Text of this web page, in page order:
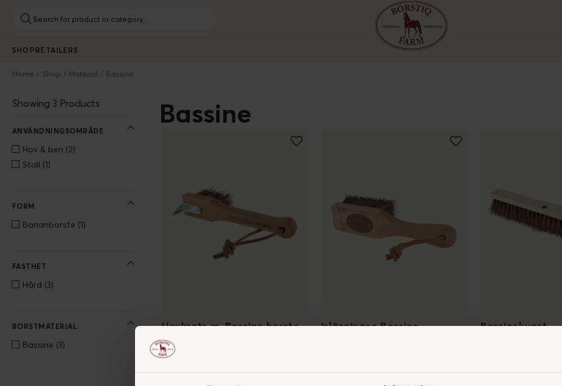
SHOP RETAILERS
Home Shop Material Bassine
Showing 3 Products
ANVÄNDNINGSOMRÅDE
Hov & ben (2)
Stall (1)
FORM
Bananborste (1)
FASTHET
Hård (3)
BORSTMATERIAL
Bassine (3)
Bassine
Hovkrats m. Bassine borste
SEK 199
Islänningen Bassine Bassinekvast